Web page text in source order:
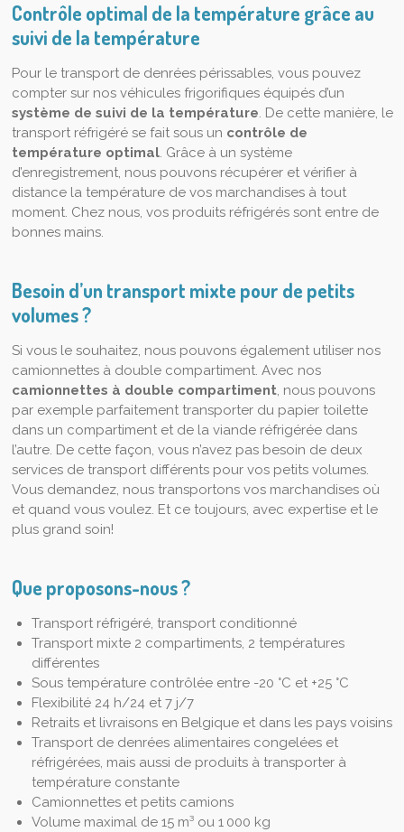
Contrôle optimal de la température grâce au
suivi de la température
Pour le transport de denrées périssables, vous pouvez
compter sur nos véhicules frigorifiques équipés d’un
système de suivi de la température. De cette manière, le
transport réfrigéré se fait sous un contrôle de
température optimal. Grâce à un système
d’enregistrement, nous pouvons récupérer et vérifier à
distance la température de vos marchandises à tout
moment. Chez nous, vos produits réfrigérés sont entre de
bonnes mains.
Besoin d’un transport mixte pour de petits
volumes ?
Si vous le souhaitez, nous pouvons également utiliser nos
camionnettes à double compartiment. Avec nos
camionnettes à double compartiment, nous pouvons
par exemple parfaitement transporter du papier toilette
dans un compartiment et de la viande réfrigérée dans
l’autre. De cette façon, vous n’avez pas besoin de deux
services de transport différents pour vos petits volumes.
Vous demandez, nous transportons vos marchandises où
et quand vous voulez. Et ce toujours, avec expertise et le
plus grand soin!
Que proposons-nous ?
Transport réfrigéré, transport conditionné
Transport mixte 2 compartiments, 2 températures
différentes
Sous température contrôlée entre -20 °C et +25 °C
Flexibilité 24 h/24 et 7 j/7
Retraits et livraisons en Belgique et dans les pays voisins
Transport de denrées alimentaires congelées et
réfrigérées, mais aussi de produits à transporter à
température constante
Camionnettes et petits camions
Volume maximal de 15 m³ ou 1 000 kg